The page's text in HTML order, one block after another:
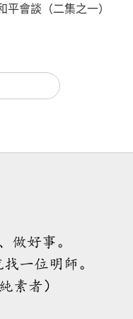
平會談（二集之一）
2026-08-06
是一種美妙的方法，能
上帝連結
2026-08-05 1431
做好事。
一位明師。
素者）